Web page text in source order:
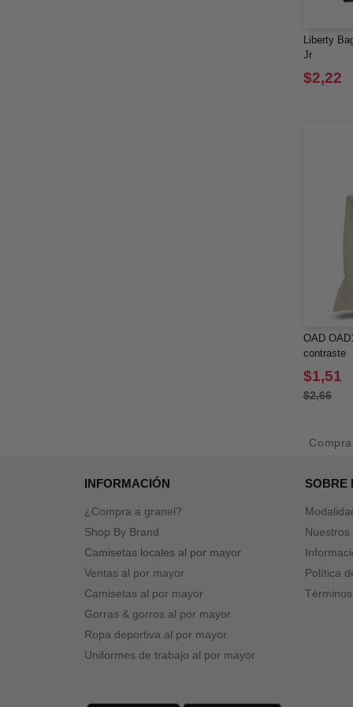
Liberty
Jr
$2,22
OAD
contraste
$1,51
$2,66
Compra
INFORMACIÓN
¿Compra a granel?
Shop By Brand
Camisetas locales al por mayor
Ventas al por mayor
Camisetas al por mayor
Gorras & gorros al por mayor
Ropa deportiva al por mayor
Uniformes de trabajo al por mayor
SOBRE
Nuestros
Política